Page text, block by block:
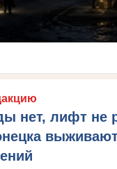
нет, лифт не